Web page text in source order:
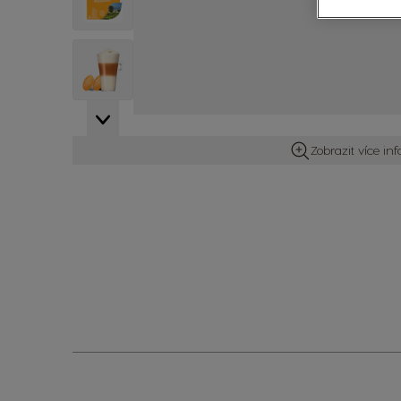
View larger image
Zobrazit více